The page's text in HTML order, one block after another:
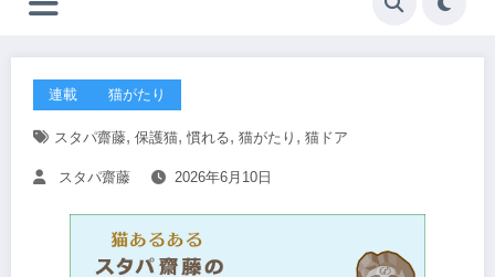
連載 猫がたり
スタパ齋藤, 保護猫, 慣れる, 猫がたり , 猫ドア
スタパ齋藤 2026年6月10日